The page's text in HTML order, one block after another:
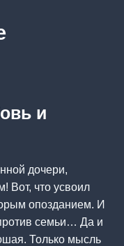
и
дочери,
Вот, что усвоил
опозданием. И
семьи… Да и
Только мысль